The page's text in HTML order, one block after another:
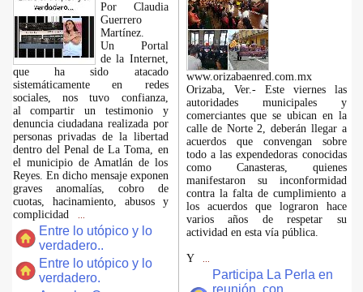
Por Claudia
Guerrero
Martínez.
​Un Portal
de la Internet,
que ha sido atacado
sistemáticamente en redes
sociales, nos tuvo confianza,
al compartir un testimonio y
denuncia ciudadana realizada por
personas privadas de la libertad
dentro del Penal de La Toma, en
el municipio de Amatlán de los
Reyes. En dicho mensaje exponen
graves anomalías, cobro de
cuotas, hacinamiento, abusos y
complicidad
Entre lo utópico y lo
verdadero..
Entre lo utópico y lo
verdadero.
www.orizabaenred.com.mx
Orizaba, Ver.- Este viernes las
autoridades municipales y
comerciantes que se ubican en la
calle de Norte 2, deberán llegar a
acuerdos que convengan sobre
todo a las expendedoras conocidas
como Canasteras, quienes
manifestaron su inconformidad
contra la falta de cumplimiento a
los acuerdos que lograron hace
varios años de respetar su
actividad en esta vía pública.
Y
Participa La Perla en
reunión con